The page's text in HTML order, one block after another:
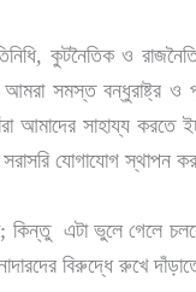
কুটনৈতিক ও
সমস্ত বন্ধুরাষ্ট্র
আমাদের সাহায্য
সরাসরি যোগাযোগ স্থাপন
এটা ভুলে গেলে
বিরুদ্ধে রুখে